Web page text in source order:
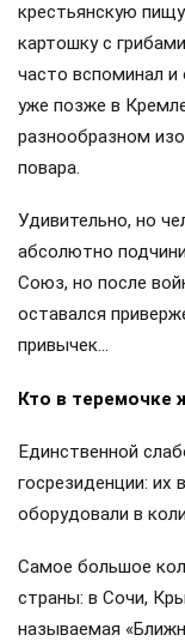
крестьянскую
картошку с
часто вспоминал и
уже позже в
разнообразном
повара.
Удивительно, но
абсолютно
Союз, но после
оставался
привычек…
Кто в теремочке
Единственной
госрезиденции: их
оборудовали в
Самое большое
страны: в Сочи,
называемая